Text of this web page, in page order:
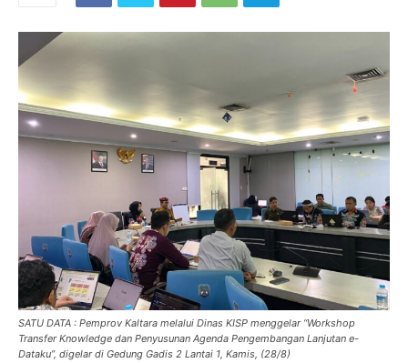
SATU DATA : Pemprov Kaltara melalui Dinas KISP menggelar “Workshop
Transfer Knowledge dan Penyusunan Agenda Pengembangan Lanjutan e-
Dataku”, digelar di Gedung Gadis 2 Lantai 1, Kamis, (28/8)